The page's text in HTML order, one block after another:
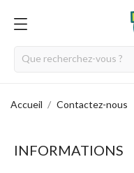
Accueil Contactez-nous
INFORMATIONS